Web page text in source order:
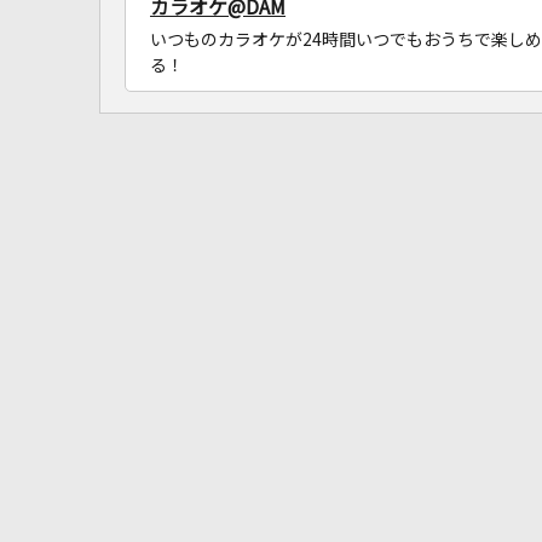
カラオケ@DAM
いつものカラオケが24時間いつでもおうちで楽しめ
る！